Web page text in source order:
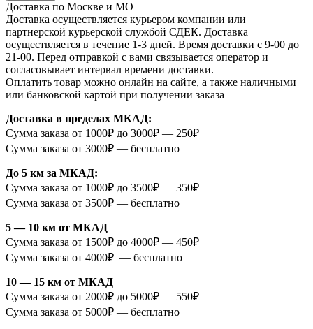
Доставка по Москве и МО
Доставка осуществляется курьером компании или
партнерской курьерской службой СДЕК. Доставка
осуществляется в течение 1-3 дней. Время доставки с 9-00 до
21-00. Перед отправкой с вами связывается оператор и
согласовывает интервал времени доставки.
Оплатить товар можно онлайн на сайте, а также наличными
или банковской картой при получении заказа
Доставка в пределах МКАД:
Сумма заказа от 1000₽ до 3000₽ — 250₽
Сумма заказа от 3000₽ — бесплатно
До 5 км за МКАД:
Сумма заказа от 1000₽ до 3500₽ — 350₽
Сумма заказа от 3500₽ — бесплатно
5 — 10 км от МКАД
Сумма заказа от 1500₽ до 4000₽ — 450₽
Сумма заказа от 4000₽ — бесплатно
10 — 15 км от МКАД
Сумма заказа от 2000₽ до 5000₽ — 550₽
Сумма заказа от 5000₽ — бесплатно